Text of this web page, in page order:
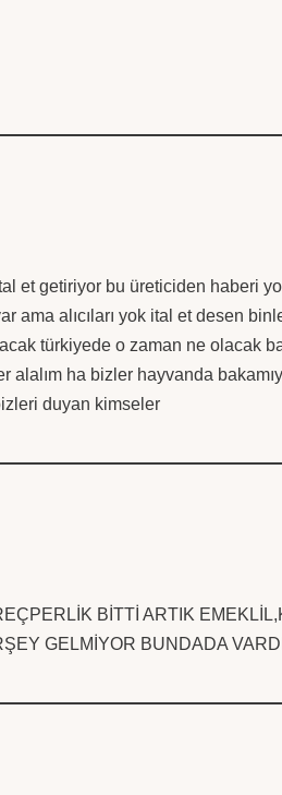
et getiriyor bu üreticiden haberi
ama alıcıları yok ital et desen
türkiyede o zaman ne olacak
alalım ha bizler hayvanda
duyan kimseler
BİTTİ ARTIK
GELMİYOR BUNDADA